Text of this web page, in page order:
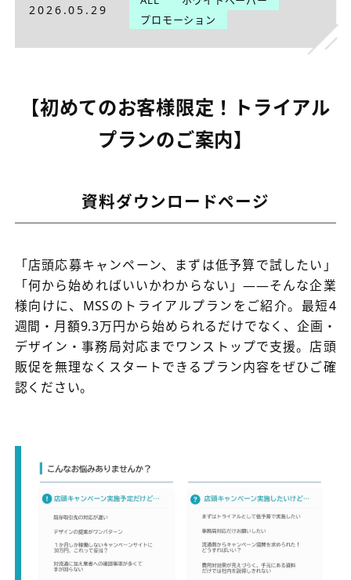
2026.05.29
プロモーション
【初めてのお客様限定！トライアル
プランのご案内】
資料ダウンロードページ
「店頭応募キャンペーン、まずは低予算で試したい」
「何から始めればいいかわからない」――そんな企業
様向けに、MSSのトライアルプランをご紹介。最短4
週間・月額9.3万円から始められるだけでなく、企画・
デザイン・事務局対応までワンストップで支援。店頭
販促を無理なくスタートできるプラン内容をぜひご確
認ください。